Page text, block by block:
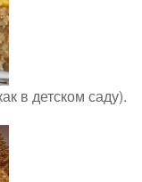
в детском саду).